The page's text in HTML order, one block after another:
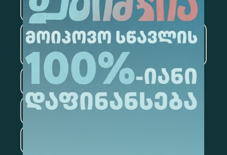
მედიცინა ბიზნესი
საინფორმაციო
ტექნოლოგიები
სამართალი
ფსიქოლოგია